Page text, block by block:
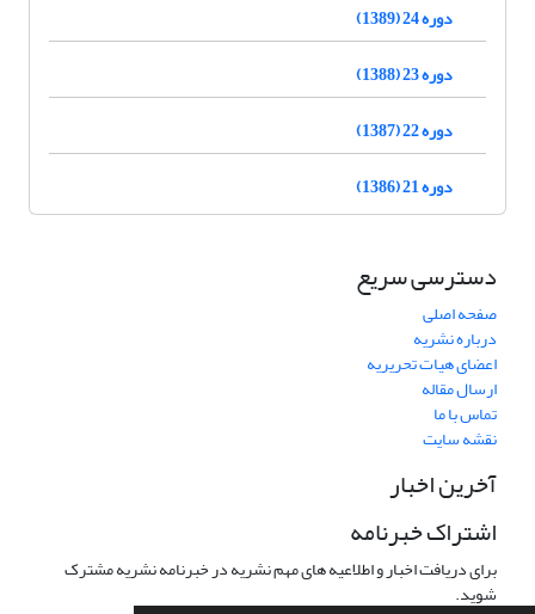
دوره 24 (1389)
دوره 23 (1388)
دوره 22 (1387)
دوره 21 (1386)
دسترسی سریع
صفحه اصلی
درباره نشریه
اعضای هیات تحریریه
ارسال مقاله
تماس با ما
نقشه سایت
آخرین اخبار
اشتراک خبرنامه
برای دریافت اخبار و اطلاعیه های مهم نشریه در خبرنامه نشریه مشترک
شوید.